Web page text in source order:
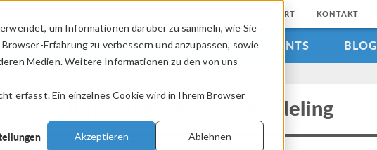
um Informationen darüber zu sammeln, wie Sie
Erfahrung zu verbessern und anzupassen, sowie
Medien. Weitere Informationen zu den von uns
erfasst. Ein einzelnes Cookie wird in Ihrem Browser
Akzeptieren Ablehnen
SUPPORT KONTAKT
BRANCHEN VIDEOS EVENTS BLOG
®for Applied Magnetics Modeling